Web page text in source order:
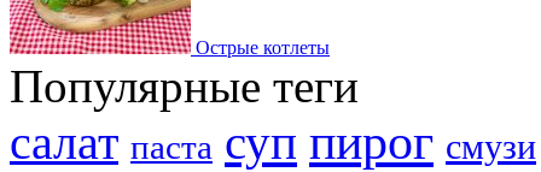
Острые котлеты
Популярные теги
салат паста суп пирог смузи